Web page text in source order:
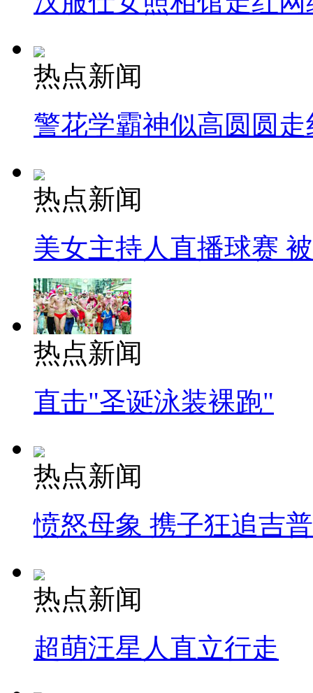
热点新闻
警花学霸神似高圆圆走
热点新闻
美女主持人直播球赛
热点新闻
直击"圣诞泳装裸跑"
热点新闻
愤怒母象 携子狂追吉
热点新闻
超萌汪星人直立行走